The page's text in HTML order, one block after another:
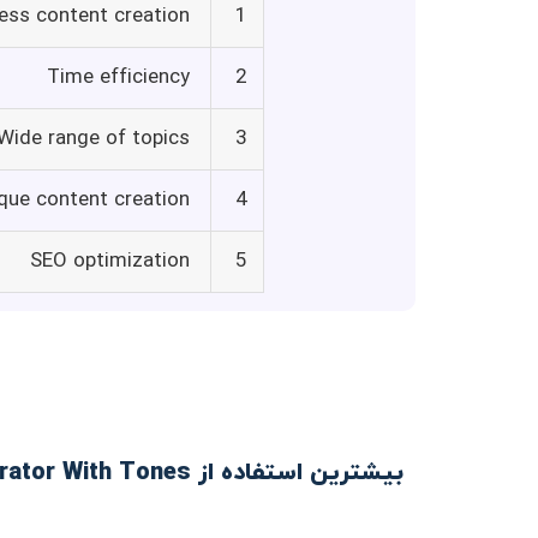
1
content creation
2
Time efficiency
3
range of topics
4
content creation
5
SEO optimization
بیشترین استفاده از Free AI Article Generator With Tones